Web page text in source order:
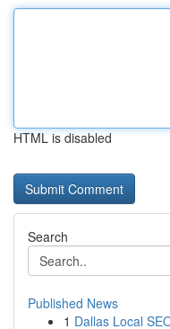
HTML is disabled
Search
Published News
1 Dallas Local